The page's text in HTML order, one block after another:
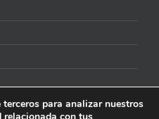
para analizar nuestros